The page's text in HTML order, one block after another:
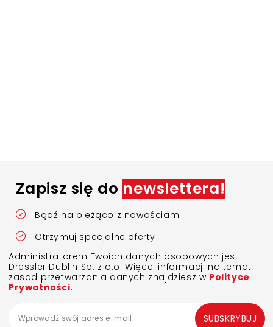
Zapisz się do newslettera!
Bądź na bieżąco z nowościami
Otrzymuj specjalne oferty
Administratorem Twoich danych osobowych jest
Dressler Dublin Sp. z o.o. Więcej informacji na temat
zasad przetwarzania danych znajdziesz w Polityce
Prywatności.
SUBSKRYBUJ